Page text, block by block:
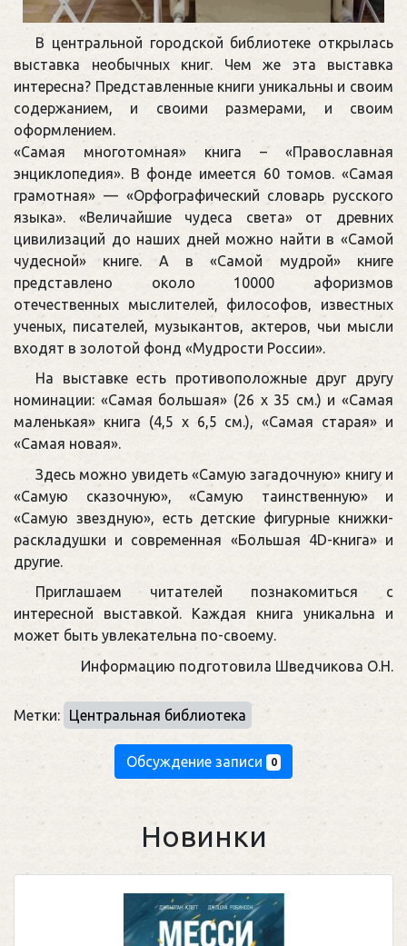
В центральной городской библиотеке открылась
выставка необычных книг. Чем же эта выставка
интересна? Представленные книги уникальны и своим
содержанием, и своими размерами, и своим
оформлением.
«Самая многотомная» книга – «Православная
энциклопедия». В фонде имеется 60 томов. «Самая
грамотная» — «Орфографический словарь русского
языка». «Величайшие чудеса света» от древних
цивилизаций до наших дней можно найти в «Самой
чудесной» книге. А в «Самой мудрой» книге
представлено около 10000 афоризмов
отечественных мыслителей, философов, известных
ученых, писателей, музыкантов, актеров, чьи мысли
входят в золотой фонд «Мудрости России».
На выставке есть противоположные друг другу
номинации: «Самая большая» (26 х 35 см.) и «Самая
маленькая» книга (4,5 х 6,5 см.), «Самая старая» и
«Самая новая».
Здесь можно увидеть «Самую загадочную» книгу и
«Самую сказочную», «Самую таинственную» и
«Самую звездную», есть детские фигурные книжки-
раскладушки и современная «Большая 4D-книга» и
другие.
Приглашаем читателей познакомиться с
интересной выставкой. Каждая книга уникальна и
может быть увлекательна по-своему.
Информацию подготовила Шведчикова О.Н.
Метки: Центральная библиотека
Обсуждение записи 0
Новинки